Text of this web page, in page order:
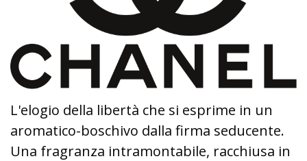
L'elogio della libertà che si esprime in un
aromatico-boschivo dalla firma seducente.
Una fragranza intramontabile, racchiusa in